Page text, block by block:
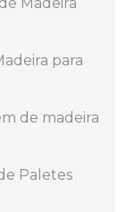
para
de madeira
Paletes